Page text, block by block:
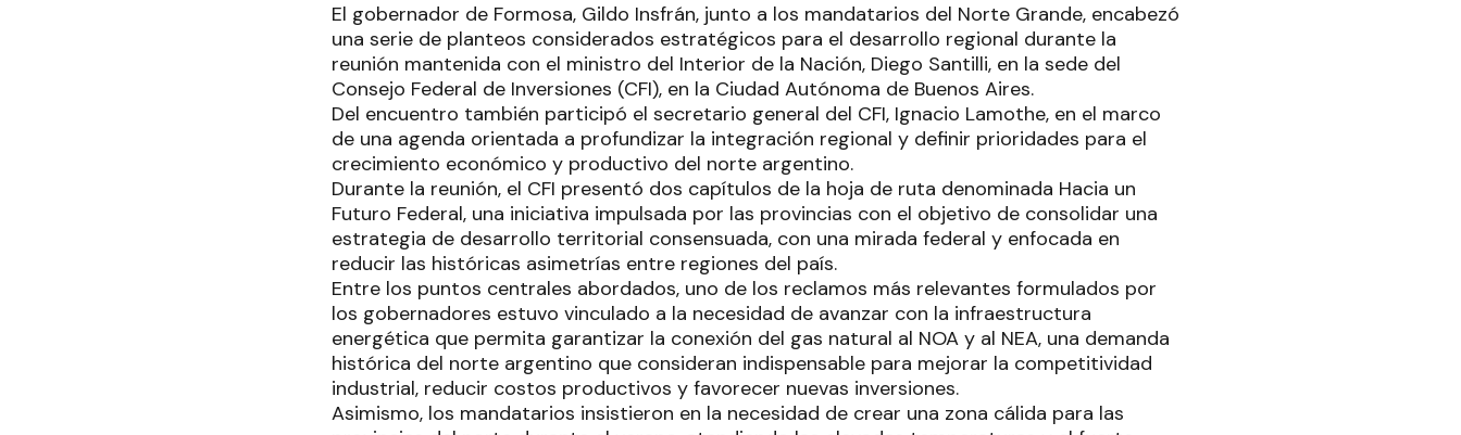
El gobernador de Formosa, Gildo Insfrán, junto a los mandatarios del Norte Grande, encabezó
una serie de planteos considerados estratégicos para el desarrollo regional durante la
reunión mantenida con el ministro del Interior de la Nación, Diego Santilli, en la sede del
Consejo Federal de Inversiones (CFI), en la Ciudad Autónoma de Buenos Aires.
Del encuentro también participó el secretario general del CFI, Ignacio Lamothe, en el marco
de una agenda orientada a profundizar la integración regional y definir prioridades para el
crecimiento económico y productivo del norte argentino.
Durante la reunión, el CFI presentó dos capítulos de la hoja de ruta denominada Hacia un
Futuro Federal, una iniciativa impulsada por las provincias con el objetivo de consolidar una
estrategia de desarrollo territorial consensuada, con una mirada federal y enfocada en
reducir las históricas asimetrías entre regiones del país.
Entre los puntos centrales abordados, uno de los reclamos más relevantes formulados por
los gobernadores estuvo vinculado a la necesidad de avanzar con la infraestructura
energética que permita garantizar la conexión del gas natural al NOA y al NEA, una demanda
histórica del norte argentino que consideran indispensable para mejorar la competitividad
industrial, reducir costos productivos y favorecer nuevas inversiones.
Asimismo, los mandatarios insistieron en la necesidad de crear una zona cálida para las